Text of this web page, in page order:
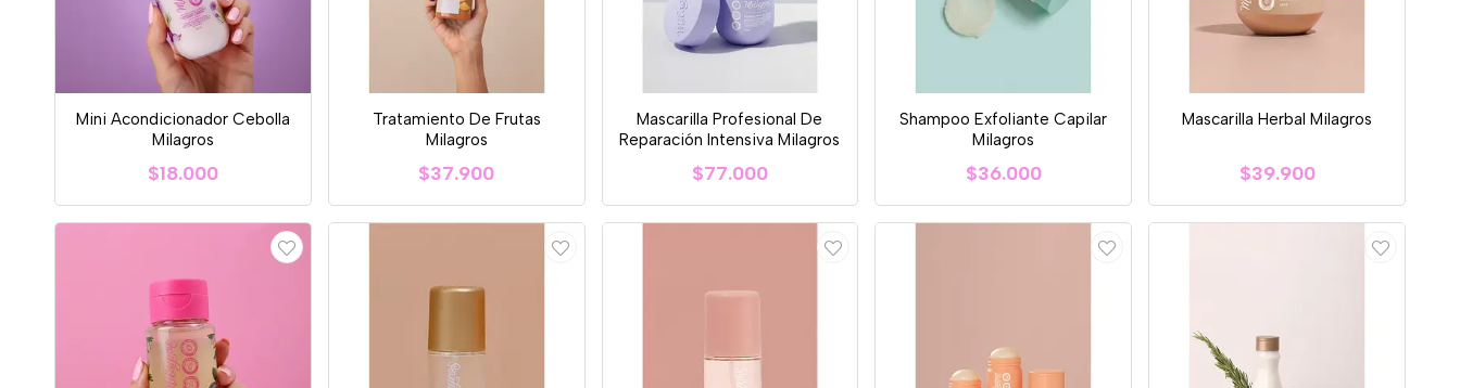
Mini Acondicionador Cebolla
Milagros
$18.000
Tratamiento De Frutas
Milagros
$37.900
Mascarilla Profesional De
Reparación Intensiva Milagros
$77.000
Shampoo Exfoliante Capilar
Milagros
$36.000
Mascarilla Herbal Milagros
$39.900